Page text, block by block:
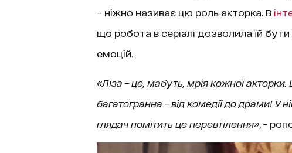
– ніжно називає цю роль акторка. В
що робота в серіалі дозволила їй
емоцій.
«Ліза – це, мабуть, мрія кожної акторки.
багатогранна – від комедії до драми! У
глядач помітить це перевтілення», –